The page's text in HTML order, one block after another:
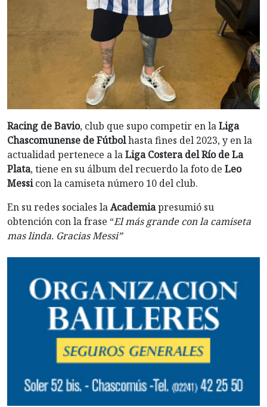
Racing de Bavio, club que supo competir en laLiga
Chascomunense de Fútbolhasta fines del 2023, y en la
actualidad pertenece a laLiga Costera del Río de La
Plata, tiene en su álbum del recuerdo la foto de Leo
Messicon la camiseta número 10 del club.
En su redes sociales laAcademiapresumió su
obtención con la frase “El más grande con la camiseta
mas linda. Gracias Messi”